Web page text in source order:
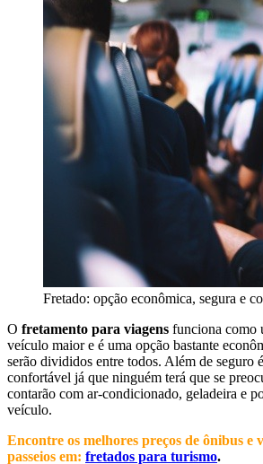
Fretado: opção econômica, segura e
O fretamento para viagens funciona como
veículo maior e é uma opção bastante
serão divididos entre todos. Além de seguro
confortável já que ninguém terá que se
contarão com ar-condicionado, geladeira e
veículo.
Encontre os melhores preços de ônibus e
passeios em: fretados para turismo.